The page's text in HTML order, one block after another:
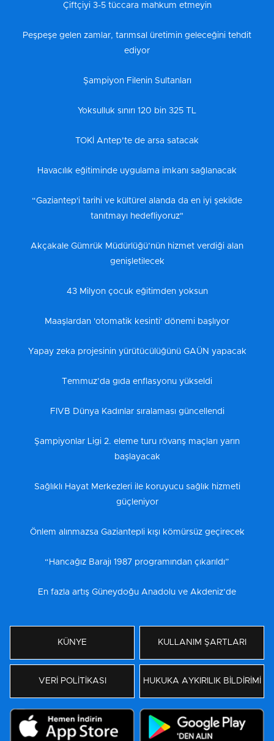
Çiftçiyi 3-5 tüccara mahkum etmeyin
Peşpeşe gelen zamlar, tarımsal üretimin geleceğini tehdit
ediyor
Şampiyon Filenin Sultanları
Yoksulluk sınırı 120 bin 325 TL
TOKİ Antep’te de arsa satacak
Havacılık eğitiminde uygulama imkanı sağlanacak
“Gaziantep'i tarihi ve kültürel alanda da en iyi şekilde
tanıtmayı hedefliyoruz"
Akçakale Gümrük Müdürlüğü’nün hizmet verdiği alan
genişletilecek
43 Milyon çocuk eğitimden yoksun
Maaşlardan 'otomatik kesinti' dönemi başlıyor
Yapay zeka projesinin yürütücülüğünü GAÜN yapacak
Temmuz’da gıda enflasyonu yükseldi
FIVB Dünya Kadınlar sıralaması güncellendi
Şampiyonlar Ligi 2. eleme turu rövanş maçları yarın
başlayacak
Sağlıklı Hayat Merkezleri ile koruyucu sağlık hizmeti
güçleniyor
Önlem alınmazsa Gaziantepli kışı kömürsüz geçirecek
“Hancağız Barajı 1987 programından çıkarıldı”
En fazla artış Güneydoğu Anadolu ve Akdeniz’de
KÜNYE KULLANIM ŞARTLARI
VERİ POLİTİKASI HUKUKA AYKIRILIK BİLDİRİMİ